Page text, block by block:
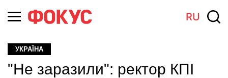
RU
УКРАЇНА
"Не заразили": ректор КПI